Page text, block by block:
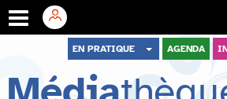
menu
contenu
recherche
EN PRATIQUE AGENDA